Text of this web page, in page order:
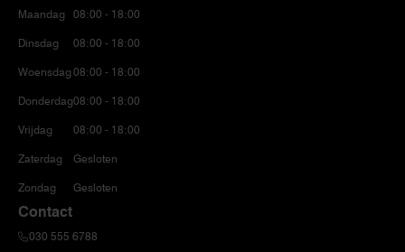
Maandag
Dinsdag
Woensdag
Donderdag
Vrijdag
Zaterdag
Zondag
08:00 - 18:00
08:00 - 18:00
08:00 - 18:00
08:00 - 18:00
08:00 - 18:00
Gesloten
Gesloten
Contact
030 555 6788